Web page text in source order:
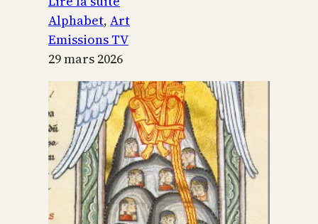
L’alphabet
sacré
Alphabet, Art
Emissions TV
29 mars 2026